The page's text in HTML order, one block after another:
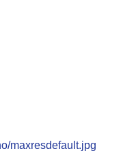
maxresdefault.jpg